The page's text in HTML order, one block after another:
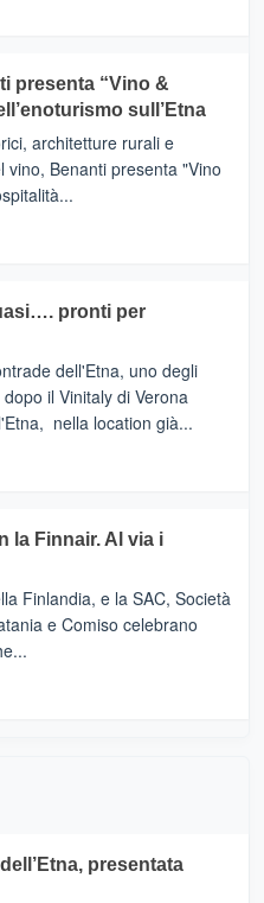
presenta “Vino &
sull’Etna
architetture rurali e
Benanti presenta "Vino
pronti per
dell'Etna, uno degli
il Vinitaly di Verona
nella location già...
la Finnair. Al via i
Finlandia, e la SAC, Società
e Comiso celebrano
presentata